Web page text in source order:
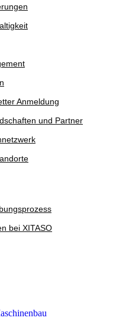
Anmeldung
und Partner
bei XITASO